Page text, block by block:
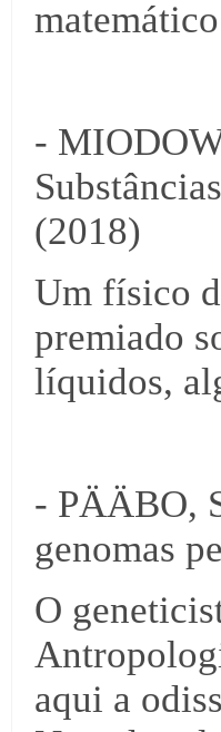
-
(2018)
Um físico
premiado
líquidos,
- PÄÄBO,
genomas
O
aqui a